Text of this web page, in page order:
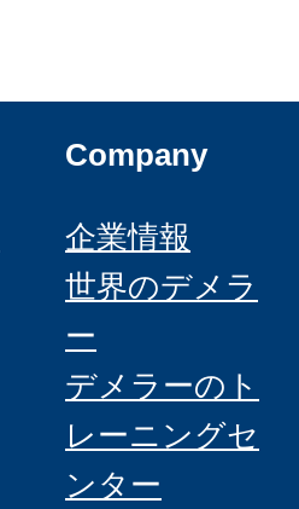
Company
企業情報
世界のデメラ
ー
デメラーのト
レーニングセ
ンター